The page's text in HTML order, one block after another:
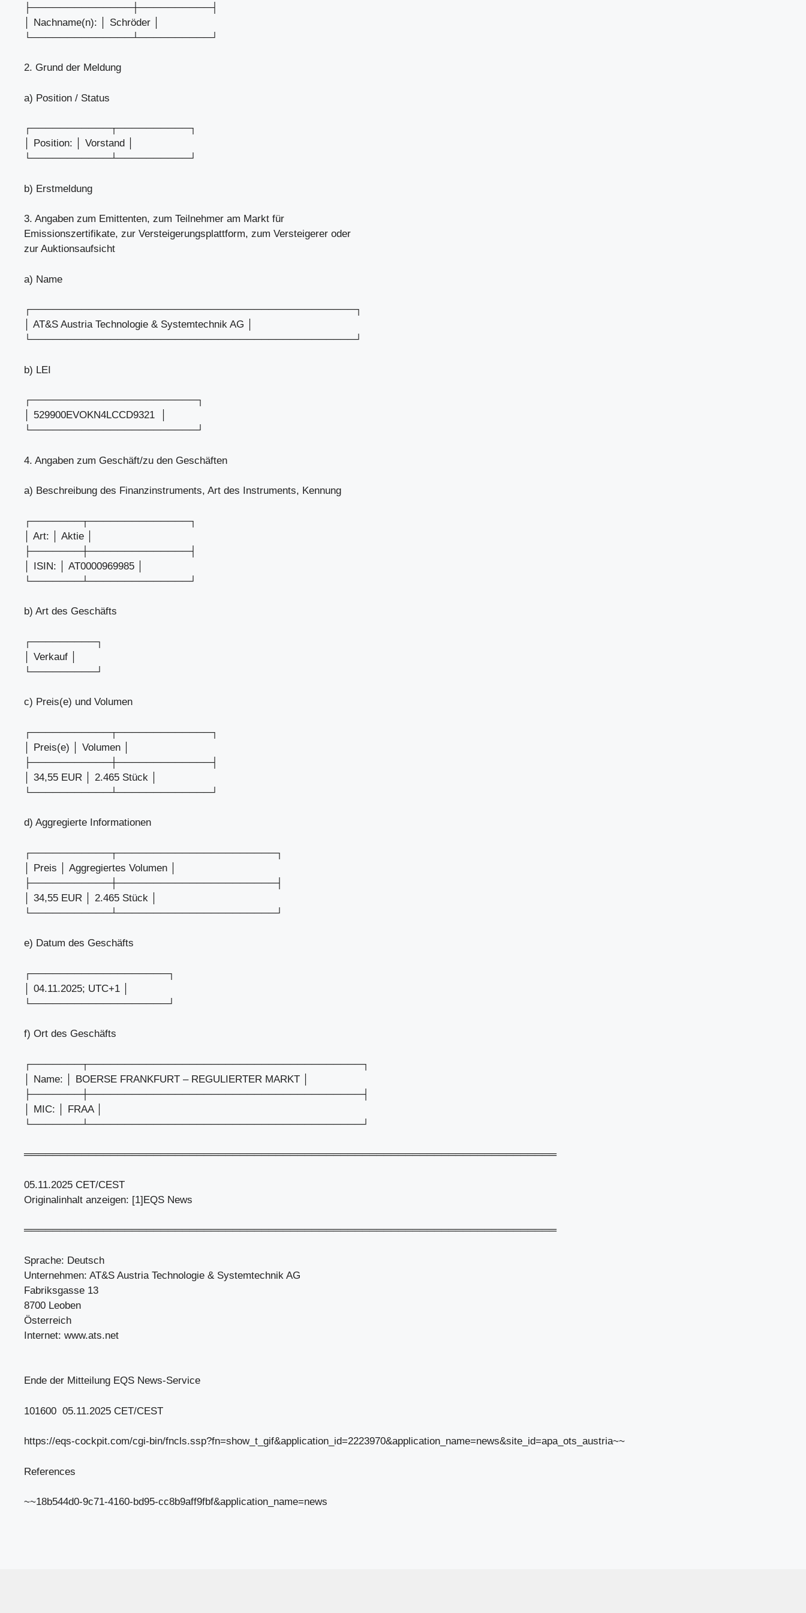
├──────────────┼──────────┤
│ Nachname(n): │ Schröder │
└──────────────┴──────────┘
2. Grund der Meldung
a) Position / Status
┌───────────┬──────────┐
│ Position: │ Vorstand │
└───────────┴──────────┘
b) Erstmeldung
3. Angaben zum Emittenten, zum Teilnehmer am Markt für
Emissionszertifikate, zur Versteigerungsplattform, zum Versteigerer oder
zur Auktionsaufsicht
a) Name
┌─────────────────────────────────────────────┐
│ AT&S Austria Technologie & Systemtechnik AG │
└─────────────────────────────────────────────┘
b) LEI
┌───────────────────────┐
│ 529900EVOKN4LCCD9321 │
└───────────────────────┘
4. Angaben zum Geschäft/zu den Geschäften
a) Beschreibung des Finanzinstruments, Art des Instruments, Kennung
┌───────┬──────────────┐
│ Art: │ Aktie │
├───────┼──────────────┤
│ ISIN: │ AT0000969985 │
└───────┴──────────────┘
b) Art des Geschäfts
┌─────────┐
│ Verkauf │
└─────────┘
c) Preis(e) und Volumen
┌───────────┬─────────────┐
│ Preis(e) │ Volumen │
├───────────┼─────────────┤
│ 34,55 EUR │ 2.465 Stück │
└───────────┴─────────────┘
d) Aggregierte Informationen
┌───────────┬──────────────────────┐
│ Preis │ Aggregiertes Volumen │
├───────────┼──────────────────────┤
│ 34,55 EUR │ 2.465 Stück │
└───────────┴──────────────────────┘
e) Datum des Geschäfts
┌───────────────────┐
│ 04.11.2025; UTC+1 │
└───────────────────┘
f) Ort des Geschäfts
┌───────┬──────────────────────────────────────┐
│ Name: │ BOERSE FRANKFURT – REGULIERTER MARKT │
├───────┼──────────────────────────────────────┤
│ MIC: │ FRAA │
└───────┴──────────────────────────────────────┘
══════════════════════════════════════════════════════════════════════════
05.11.2025 CET/CEST
Originalinhalt anzeigen: [1]EQS News
══════════════════════════════════════════════════════════════════════════
Sprache: Deutsch
Unternehmen: AT&S Austria Technologie & Systemtechnik AG
Fabriksgasse 13
8700 Leoben
Österreich
Internet: www.ats.net
Ende der Mitteilung EQS News-Service
101600 05.11.2025 CET/CEST
https://eqs-cockpit.com/cgi-bin/fncls.ssp?fn=show_t_gif&application_id=2223970&application_name=news&site_id=apa_ots_austria~~
References
~~18b544d0-9c71-4160-bd95-cc8b9aff9fbf&application_name=news